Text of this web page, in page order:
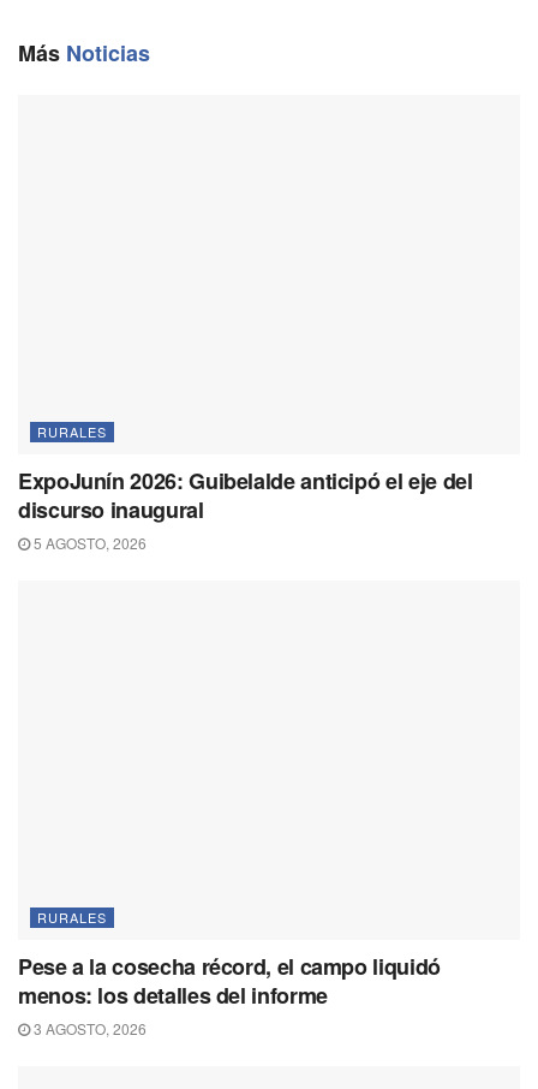
o
a
Más Noticias
RURALES
ExpoJunín 2026: Guibelalde anticipó el eje del
discurso inaugural
5 AGOSTO, 2026
RURALES
Pese a la cosecha récord, el campo liquidó
menos: los detalles del informe
3 AGOSTO, 2026